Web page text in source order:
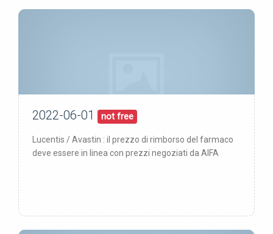
pubblicata:01/06/22
2022-06-01 not free
Lucentis / Avastin : il prezzo di rimborso del farmaco
deve essere in linea con prezzi negoziati da AIFA